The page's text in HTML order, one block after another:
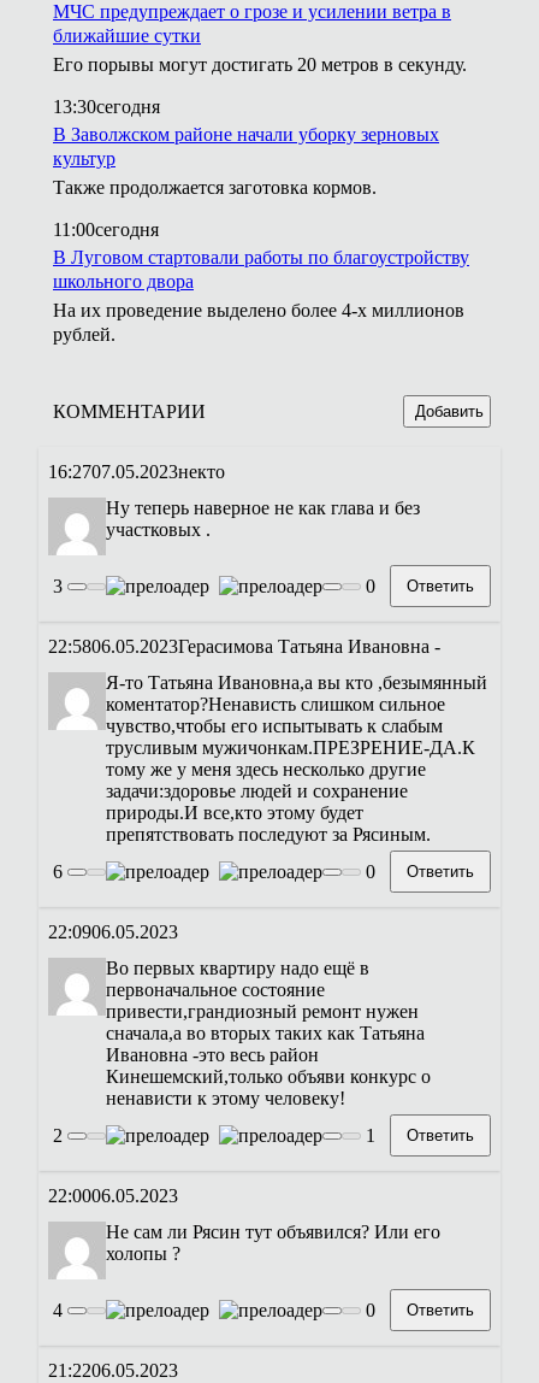
МЧС предупреждает о грозе и усилении ветра в
ближайшие сутки
Его порывы могут достигать 20 метров в секунду.
13:30сегодня
В Заволжском районе начали уборку зерновых
культур
Также продолжается заготовка кормов.
11:00сегодня
В Луговом стартовали работы по благоустройству
школьного двора
На их проведение выделено более 4-х миллионов
рублей.
КОММЕНТАРИИ Добавить
16:2707.05.2023некто
Ну теперь наверное не как глава и без
участковых .
3 0 Ответить
22:5806.05.2023Герасимова Татьяна Ивановна -
Я-то Татьяна Ивановна,а вы кто ,безымянный
коментатор?Ненависть слишком сильное
чувство,чтобы его испытывать к слабым
трусливым мужичонкам.ПРЕЗРЕНИЕ-ДА.К
тому же у меня здесь несколько другие
задачи:здоровье людей и сохранение
природы.И все,кто этому будет
препятствовать последуют за Рясиным.
6
0 Ответить
22:0906.05.2023
Во первых квартиру надо ещё в
первоначальное состояние
привести,грандиозный ремонт нужен
сначала,а во вторых таких как Татьяна
Ивановна -это весь район
Кинешемский,только объяви конкурс о
ненависти к этому человеку!
2
1 Ответить
22:0006.05.2023
Не сам ли Рясин тут объявился? Или его
холопы ?
4 0 Ответить
21:2206.05.2023